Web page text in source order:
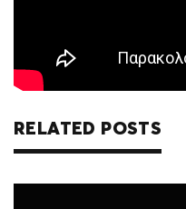
RELATED POSTS